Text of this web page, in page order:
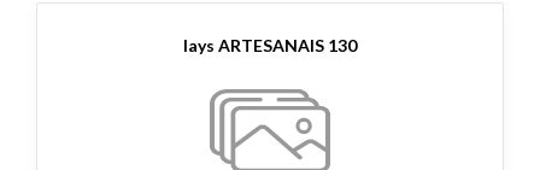
lays ARTESANAIS 130